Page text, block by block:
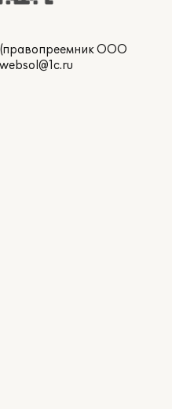
(правопреемник ООО
websol@1c.ru